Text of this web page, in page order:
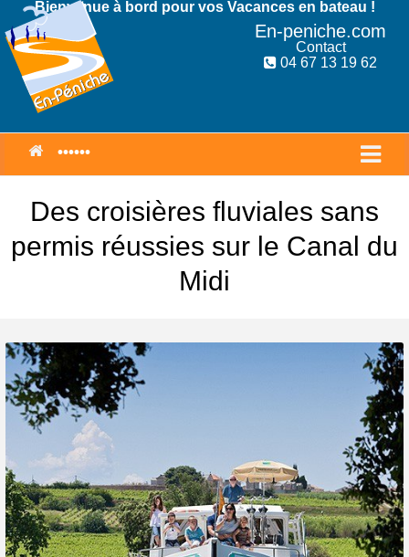
Bienvenue à bord pour vos Vacances en bateau !
En-peniche.com
Contact
04 67 13 19 62
Des croisières fluviales sans
permis réussies sur le Canal du
Midi